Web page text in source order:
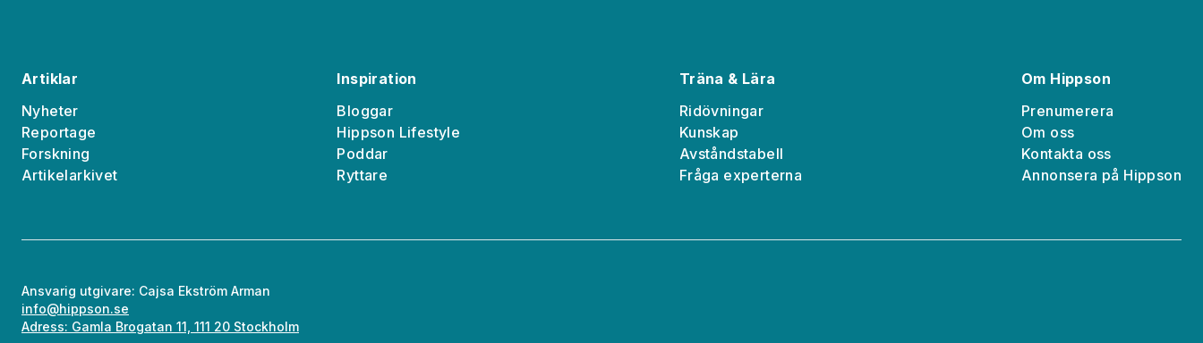
Artiklar
Nyheter
Reportage
Forskning
Artikelarkivet
Inspiration
Bloggar
Hippson Lifestyle
Poddar
Ryttare
Träna & Lära
Ridövningar
Kunskap
Avståndstabell
Fråga experterna
Om Hippson
Prenumerera
Om oss
Kontakta oss
Annonsera på Hippson
Ansvarig utgivare: Cajsa Ekström Arman
info@hippson.se
Adress: Gamla Brogatan 11, 111 20 Stockholm